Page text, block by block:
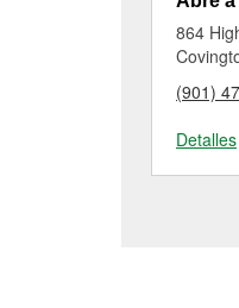
864
(901)
Detalles